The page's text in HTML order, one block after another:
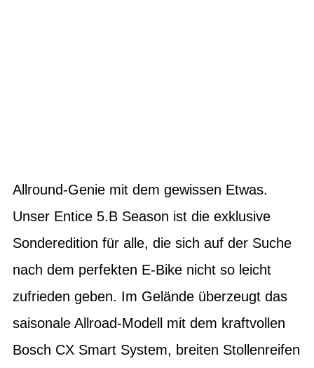
Allround-Genie mit dem gewissen Etwas.
Unser Entice 5.B Season ist die exklusive
Sonderedition für alle, die sich auf der Suche
nach dem perfekten E-Bike nicht so leicht
zufrieden geben. Im Gelände überzeugt das
saisonale Allroad-Modell mit dem kraftvollen
Bosch CX Smart System, breiten Stollenreifen